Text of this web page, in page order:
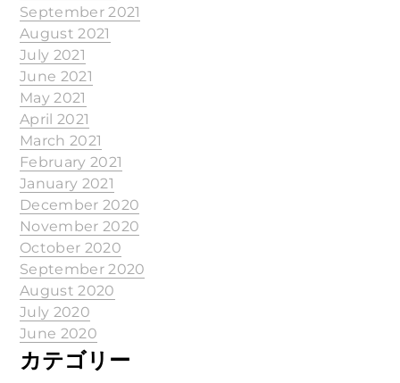
September 2021
August 2021
July 2021
June 2021
May 2021
April 2021
March 2021
February 2021
January 2021
December 2020
November 2020
October 2020
September 2020
August 2020
July 2020
June 2020
カテゴリー